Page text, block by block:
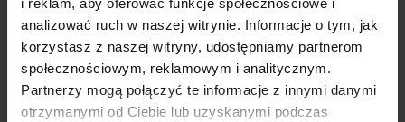
analizować ruch w naszej witrynie. Informacje o tym, jak
korzystasz z naszej witryny, udostępniamy partnerom
społecznościowym, reklamowym i analitycznym.
Partnerzy mogą połączyć te informacje z innymi danymi
otrzymanymi od Ciebie lub uzyskanymi podczas
VYHLEDÁVÁNÍ